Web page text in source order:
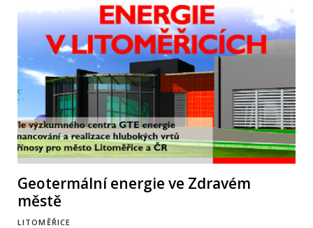
Geotermální energie ve Zdravém
městě
LITOMĚŘICE